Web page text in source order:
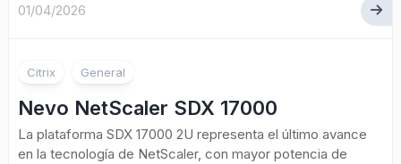
01/04/2026
Citrix General
Nevo NetScaler SDX 17000
La plataforma SDX 17000 2U representa el último avance
en la tecnología de NetScaler, con mayor potencia de